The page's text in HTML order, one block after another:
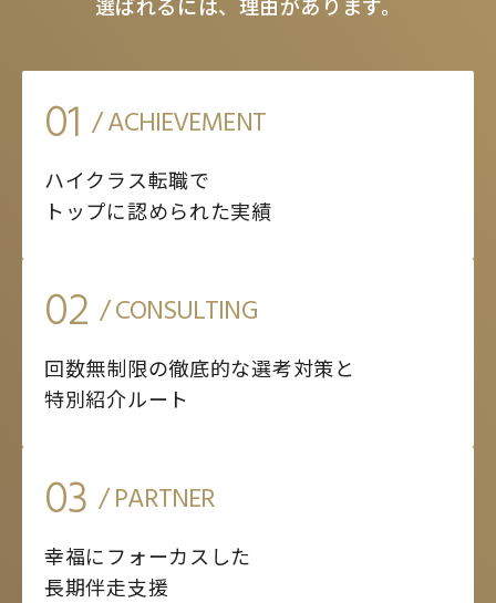
選ばれるには、理由があります。
01 / ACHIEVEMENT
ハイクラス転職で
トップに認められた実績
02 / CONSULTING
回数無制限の徹底的な選考対策と
特別紹介ルート
03 / PARTNER
幸福にフォーカスした
長期伴走支援